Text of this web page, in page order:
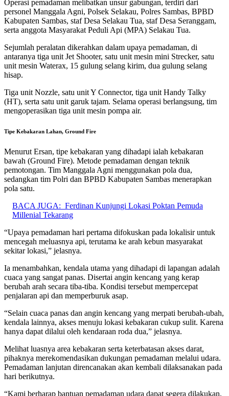
Operasi pemadaman melibatkan unsur gabungan, terdiri dari
personel Manggala Agni, Polsek Selakau, Polres Sambas, BPBD
Kabupaten Sambas, staf Desa Selakau Tua, staf Desa Seranggam,
serta anggota Masyarakat Peduli Api (MPA) Selakau Tua.
Sejumlah peralatan dikerahkan dalam upaya pemadaman, di
antaranya tiga unit Jet Shooter, satu unit mesin mini Strecker, satu
unit mesin Waterax, 15 gulung selang kirim, dua gulung selang
hisap.
Tiga unit Nozzle, satu unit Y Connector, tiga unit Handy Talky
(HT), serta satu unit garuk tajam. Selama operasi berlangsung, tim
mengoperasikan tiga unit mesin pompa air.
Tipe Kebakaran Lahan, Ground Fire
Menurut Ersan, tipe kebakaran yang dihadapi ialah kebakaran
bawah (Ground Fire). Metode pemadaman dengan teknik
pemotongan. Tim Manggala Agni menggunakan pola dua,
sedangkan tim Polri dan BPBD Kabupaten Sambas menerapkan
pola satu.
BACA JUGA: Ferdinan Kunjungi Lokasi Poktan Pemuda
Millenial Tekarang
“Upaya pemadaman hari pertama difokuskan pada lokalisir untuk
mencegah meluasnya api, terutama ke arah kebun masyarakat
sekitar lokasi,” jelasnya.
Ia menambahkan, kendala utama yang dihadapi di lapangan adalah
cuaca yang sangat panas. Disertai angin kencang yang kerap
berubah arah secara tiba-tiba. Kondisi tersebut mempercepat
penjalaran api dan memperburuk asap.
“Selain cuaca panas dan angin kencang yang merpati berubah-ubah,
kendala lainnya, akses menuju lokasi kebakaran cukup sulit. Karena
hanya dapat dilalui oleh kendaraan roda dua,” jelasnya.
Melihat luasnya area kebakaran serta keterbatasan akses darat,
pihaknya merekomendasikan dukungan pemadaman melalui udara.
Pemadaman lanjutan direncanakan akan kembali dilaksanakan pada
hari berikutnya.
“Kami berharap bantuan pemadaman udara dapat segera dilakukan.